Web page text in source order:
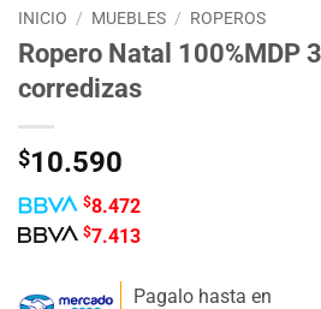
INICIO / MUEBLES / ROPEROS
Ropero Natal 100%MDP
corredizas
$10.590
$8.472
$7.413
Pagalo hasta en